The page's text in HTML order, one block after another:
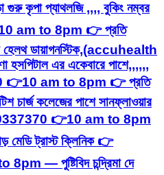
গুরু কৃপা প্যাথলজি ,,,, বুকিং নম্বর
am to 8pm 👉 প্রতি
হেলথ ডায়াগনস্টিক,(accuhealth
এর একেবারে পাশে,,,,,,
👉10 am to 8pm 👉 প্রতি
চার্জ কলেজের পাশে সানফ্লাওয়ার
👉10 am to 8pm
মেডি ট্রাস্ট ক্লিনিক 👉
— পুষ্টিবিদ চন্দ্রিমা দে